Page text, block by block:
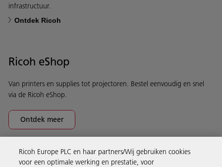
infrastructuur.
Ontdek Ricoh
Ricoh eShop
Van printers en supplies tot projectoren. Bestel eenvoudig en snel
via de Ricoh eShop.
Ontdek meer
Business Solutions
Ricoh Europe PLC en haar partners/Wij gebruiken cookies
voor een optimale werking en prestatie, voor